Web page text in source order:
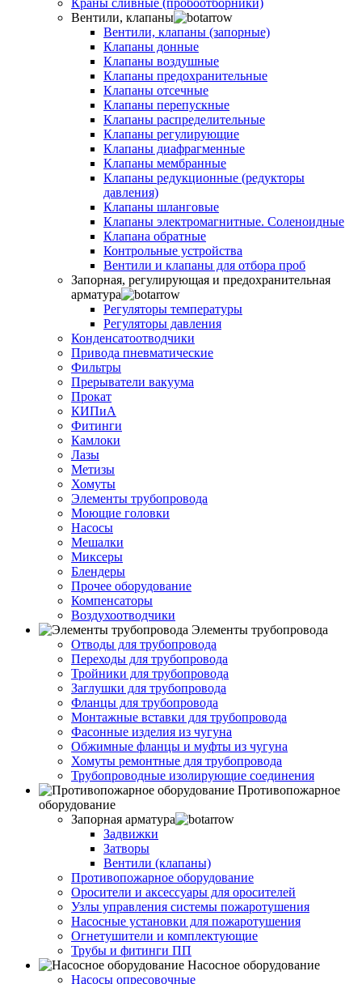
Вентили, клапаны
Вентили, клапаны (запорные)
Клапаны донные
Клапаны воздушные
Клапаны предохранительные
Клапаны отсечные
Клапаны перепускные
Клапаны распределительные
Клапаны регулирующие
Клапаны диафрагменные
Клапаны мембранные
Клапаны редукционные (редукторы
давления)
Клапаны шланговые
Клапаны электромагнитные. Соленоидные
Клапана обратные
Контрольные устройства
Вентили и клапаны для отбора проб
Запорная, регулирующая и предохранительная
арматура
Регуляторы температуры
Регуляторы давления
Конденсатоотводчики
Привода пневматические
Фильтры
Прерыватели вакуума
Прокат
КИПиА
Фитинги
Камлоки
Лазы
Метизы
Хомуты
Элементы трубопровода
Моющие головки
Насосы
Мешалки
Миксеры
Блендеры
Прочее оборудование
Компенсаторы
Воздухоотводчики
Элементы трубопровода
Отводы для трубопровода
Переходы для трубопровода
Тройники для трубопровода
Заглушки для трубопровода
Фланцы для трубопровода
Монтажные вставки для трубопровода
Фасонные изделия из чугуна
Обжимные фланцы и муфты из чугуна
Хомуты ремонтные для трубопровода
Трубопроводные изолирующие соединения
Противопожарное
оборудование
Запорная арматура
Задвижки
Затворы
Вентили (клапаны)
Противопожарное оборудование
Оросители и аксессуары для оросителей
Узлы управления системы пожаротушения
Насосные установки для пожаротушения
Огнетушители и комплектующие
Трубы и фитинги ПП
Насосное оборудование
Насосы опресовочные